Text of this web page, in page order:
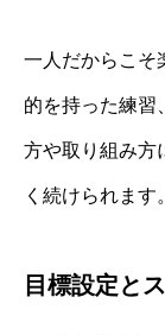
一人だからこそ
的を持った練習
方や取り組み方
く続けられます。
目標設定と